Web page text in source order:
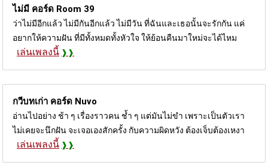
ไม่มี คอร์ด Room 39
ว่าไม่มีอีกแล้ว ไม่มีกันอีกแล้ว ไม่มีวัน ที่ฉันและเธอนั้นจะรักกัน แค่
อยากให้ความฝัน ที่มีทั้งหมดทั้งหัวใจ ให้ย้อนคืนมาใหม่จะได้ไหม
เล่นเพลงนี้
กวีบทเก่า คอร์ด Nuvo
อ่านไปอย่าง ช้า ๆ เรื่องราวคน ช้ำ ๆ แต่มันไม่ขำ เพราะเป็นตัวเรา
ไม่เคยจะนึกฝัน จะเจอเองสักครั้ง กับความผิดหวัง ต้องเจ็บต้องเหงา
เล่นเพลงนี้